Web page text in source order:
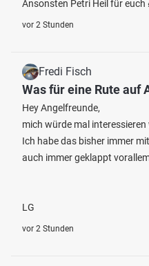
Ansonsten Petri Heil für euch
vor 2 Stunden
Fredi Fisch
Was für eine Rute auf
Hey Angelfreunde,
mich würde mal
Ich habe das bisher immer
auch immer geklappt
LG
vor 2 Stunden